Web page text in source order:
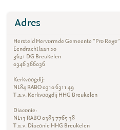
Adres
Hersteld Hervormde Gemeente "Pro Rege"
Eendrachtlaan 20
3621 DG Breukelen
0346 266036
Kerkvoogdij:
NL84 RABO 0310 6311 49
T.a.v. Kerkvoogdij HHG Breukelen
Diaconie:
NL13 RABO 0383 7765 38
T.a.v. Diaconie HHG Breukelen